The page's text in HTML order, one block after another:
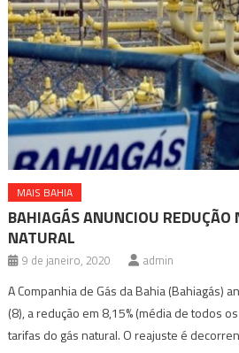
MAIS BAHIA
BAHIAGÁS ANUNCIOU REDUÇÃO
NATURAL
9 de janeiro, 2020 admin
A Companhia de Gás da Bahia (Bahiagás)
(8), a redução em 8,15% (média de todos
tarifas do gás natural. O reajuste é